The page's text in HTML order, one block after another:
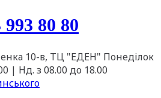
993 80 80
10-в, ТЦ "ЕДЕН" Понеділок
| Нд. з 08.00 до 18.00